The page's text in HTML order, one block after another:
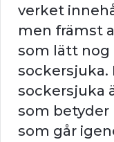
verket
men främst
som lätt nog
sockersjuka
som betyder
som går